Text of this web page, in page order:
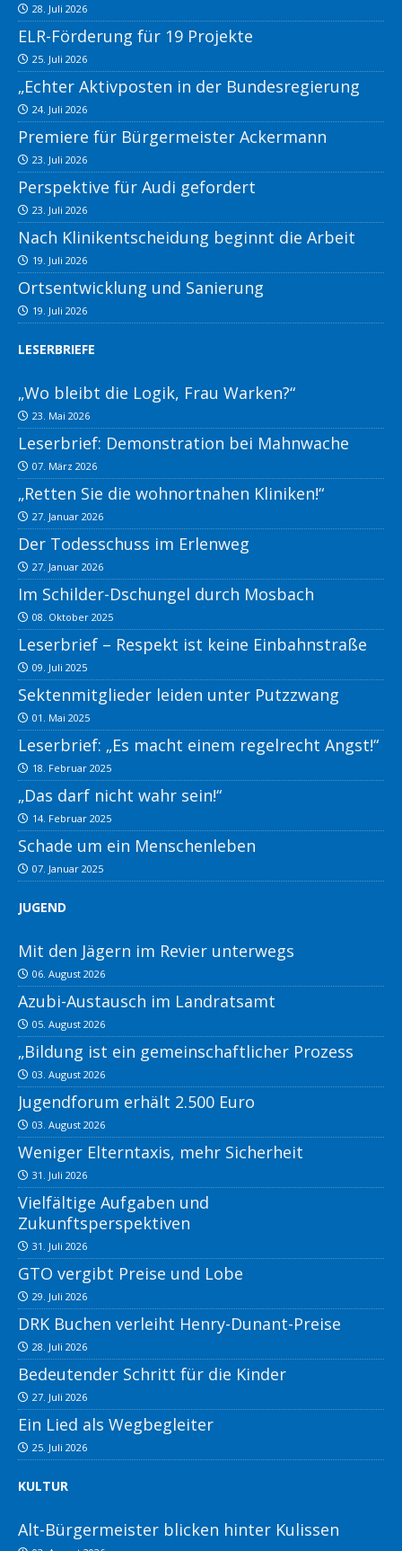
28. Juli 2026
ELR-Förderung für 19 Projekte
25. Juli 2026
„Echter Aktivposten in der Bundesregierung
24. Juli 2026
Premiere für Bürgermeister Ackermann
23. Juli 2026
Perspektive für Audi gefordert
23. Juli 2026
Nach Klinikentscheidung beginnt die Arbeit
19. Juli 2026
Ortsentwicklung und Sanierung
19. Juli 2026
LESERBRIEFE
„Wo bleibt die Logik, Frau Warken?“
23. Mai 2026
Leserbrief: Demonstration bei Mahnwache
07. März 2026
„Retten Sie die wohnortnahen Kliniken!“
27. Januar 2026
Der Todesschuss im Erlenweg
27. Januar 2026
Im Schilder-Dschungel durch Mosbach
08. Oktober 2025
Leserbrief – Respekt ist keine Einbahnstraße
09. Juli 2025
Sektenmitglieder leiden unter Putzzwang
01. Mai 2025
Leserbrief: „Es macht einem regelrecht Angst!“
18. Februar 2025
„Das darf nicht wahr sein!“
14. Februar 2025
Schade um ein Menschenleben
07. Januar 2025
JUGEND
Mit den Jägern im Revier unterwegs
06. August 2026
Azubi-Austausch im Landratsamt
05. August 2026
„Bildung ist ein gemeinschaftlicher Prozess
03. August 2026
Jugendforum erhält 2.500 Euro
03. August 2026
Weniger Elterntaxis, mehr Sicherheit
31. Juli 2026
Vielfältige Aufgaben und
Zukunftsperspektiven
31. Juli 2026
GTO vergibt Preise und Lobe
29. Juli 2026
DRK Buchen verleiht Henry-Dunant-Preise
28. Juli 2026
Bedeutender Schritt für die Kinder
27. Juli 2026
Ein Lied als Wegbegleiter
25. Juli 2026
KULTUR
Alt-Bürgermeister blicken hinter Kulissen